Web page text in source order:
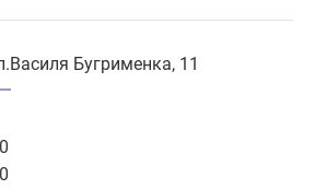
Бугрименка, 11